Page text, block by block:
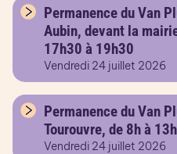
Permanence du Van
Aubin, devant la
17h30 à 19h30
Vendredi 24 juillet 2026
Permanence du Van
Tourouvre, de 8h à 13h
Vendredi 24 juillet 2026